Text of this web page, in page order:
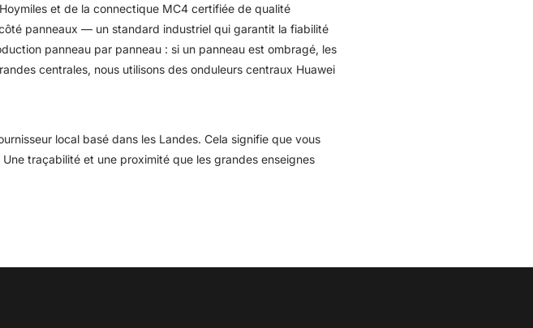
et de la connectique MC4 certifiée de qualité
panneaux — un standard industriel qui garantit la fiabilité
panneau par panneau : si un panneau est ombragé, les
centrales, nous utilisons des onduleurs centraux Huawei
local basé dans les Landes. Cela signifie que vous
traçabilité et une proximité que les grandes enseignes